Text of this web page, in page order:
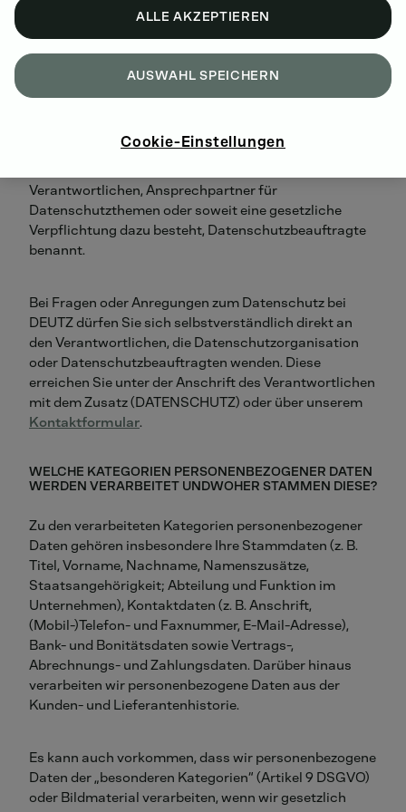
für die Datenverarbeitung verantwortlich.
Verantwortlichen, Ansprechpartner für
Datenschutzthemen oder soweit eine gesetzliche
Verpflichtung dazu besteht, Datenschutzbeauftragte
benannt.
Bei Fragen oder Anregungen zum Datenschutz bei
DEUTZ dürfen Sie sich selbstverständlich direkt an
den Verantwortlichen, die Datenschutzorganisation
oder Datenschutzbeauftragten wenden. Diese
erreichen Sie unter der Anschrift des Verantwortlichen
mit dem Zusatz (DATENSCHUTZ) oder über unserem
Kontaktformular.
WELCHE KATEGORIEN PERSONENBEZOGENER DATEN
WERDEN VERARBEITET UNDWOHER STAMMEN DIESE?
Zu den verarbeiteten Kategorien personenbezogener
Daten gehören insbesondere Ihre Stammdaten (z. B.
Titel, Vorname, Nachname, Namenszusätze,
Staatsangehörigkeit; Abteilung und Funktion im
Unternehmen), Kontaktdaten (z. B. Anschrift,
(Mobil-)Telefon- und Faxnummer, E-Mail-Adresse),
Bank- und Bonitätsdaten sowie Vertrags-,
Abrechnungs- und Zahlungsdaten. Darüber hinaus
verarbeiten wir personenbezogene Daten aus der
Kunden- und Lieferantenhistorie.
Es kann auch vorkommen, dass wir personenbezogene
Daten der „besonderen Kategorien“ (Artikel 9 DSGVO)
oder Bildmaterial verarbeiten, wenn wir gesetzlich
ALLE AKZEPTIEREN
AUSWAHL SPEICHERN
Cookie-Einstellungen